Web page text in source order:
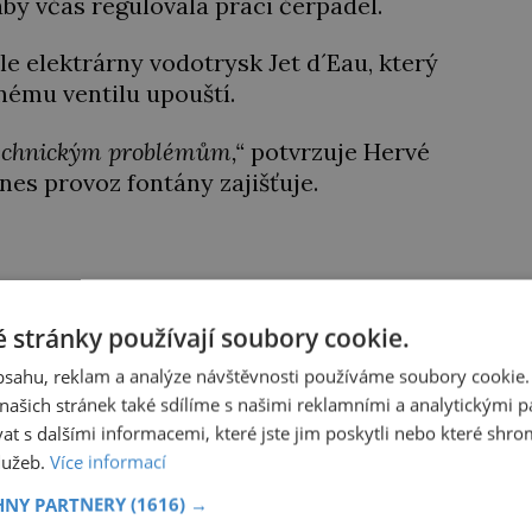
elektrárny vodotrysk Jet d´Eau, který
ventilu upouští.
problémům,“ potvrzuje Hervé
provoz fontány zajišťuje.
až 30 metrů. Jet d´Eau se rychle stává
1891 u příležitosti 600 výročí vzniku
u Ženevského jezera ve čtvrti
zlatem vyšívané peřince spokojeně žvatlá a natahuje
stránky používají soubory cookie.
reklam a analýze návštěvnosti používáme soubory
stránek také sdílíme s našimi reklamními a analytickými
s dalšími informacemi, které jste jim poskytli nebo které
Více informací
PARTNERY (1616) →